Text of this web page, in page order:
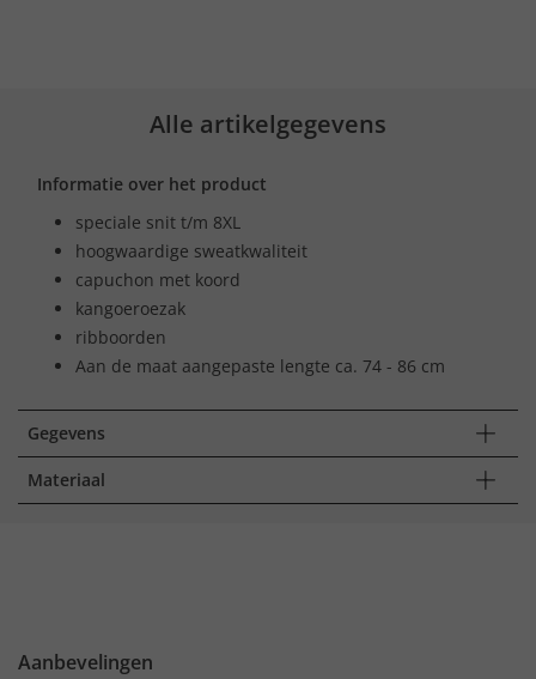
Alle artikelgegevens
Informatie over het product
speciale snit t/m 8XL
hoogwaardige sweatkwaliteit
capuchon met koord
kangoeroezak
ribboorden
Aan de maat aangepaste lengte ca. 74 - 86 cm
Gegevens
Materiaal
Aanbevelingen